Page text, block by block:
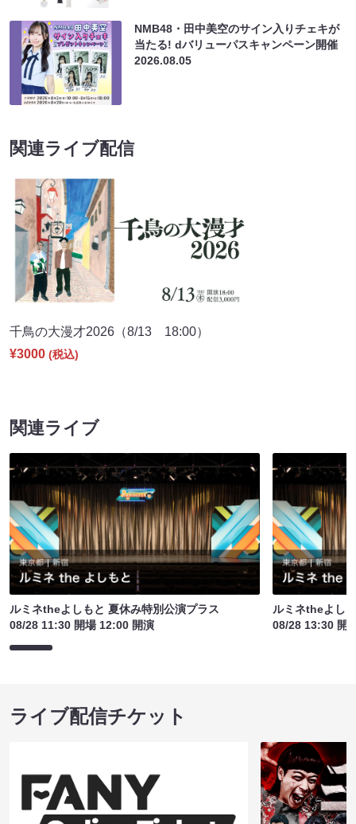
NMB48・田中美空のサイン入りチェキが
当たる! dバリューパスキャンペーン開催
2026.08.05
関連ライブ配信
千鳥の大漫才2026（8/13 18:00）
¥3000 (税込)
関連ライブ
ルミネtheよしもと 夏休み特別公演プラス
08/28 11:30 開場 12:00 開演
ルミネtheよし
08/28 13:30 開
ライブ配信チケット